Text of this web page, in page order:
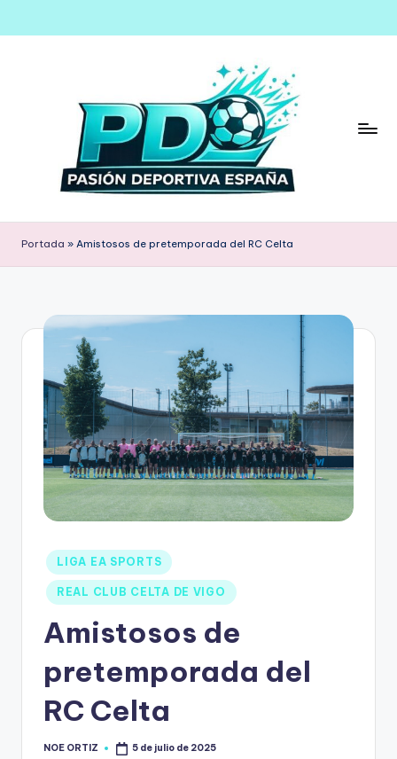
Saltar
Portada » Amistosos de pretemporada del RC Celta
LIGA EA SPORTS
REAL CLUB CELTA DE VIGO
Amistosos de
pretemporada del
RC Celta
NOE ORTIZ 5 de julio de 2025